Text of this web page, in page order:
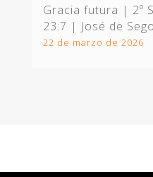
Gracia futura | 2º
23:7 | José de
22 de marzo de 2026